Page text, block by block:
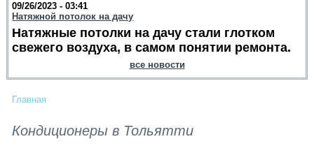
09/26/2023 - 03:41
Натяжной потолок на дачу
Натяжные потолки на дачу стали глотком
свежего воздуха, в самом понятии ремонта.
все новости
Главная
Кондиционеры в Тольятти